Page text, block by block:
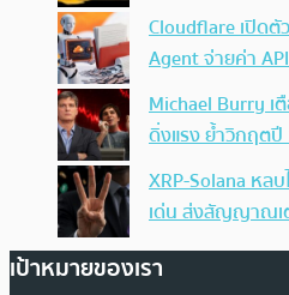
Cloudflare เปิดตั
Agent จ่ายค่า
Michael Burry
ดิ่งแรง ย้ำวิกฤต
XRP-Solana หล
เด่น ส่งสัญญาณเ
เป้าหมายของเรา